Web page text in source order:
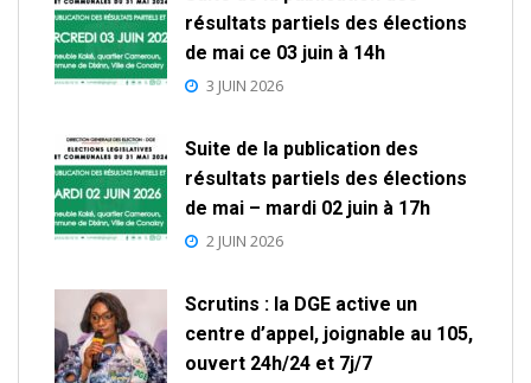
résultats partiels des élections
de mai ce 03 juin à 14h
3 JUIN 2026
Suite de la publication des
résultats partiels des élections
de mai – mardi 02 juin à 17h
2 JUIN 2026
Scrutins : la DGE active un
centre d’appel, joignable au 105,
ouvert 24h/24 et 7j/7